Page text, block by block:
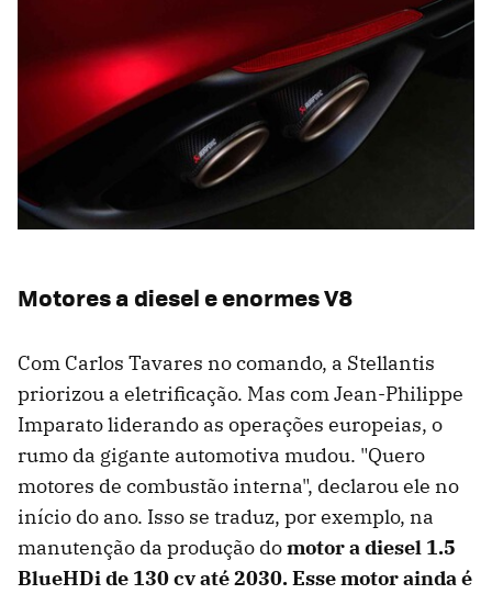
Motores a diesel e enormes V8
Com Carlos Tavares no comando, a Stellantis
priorizou a eletrificação. Mas com Jean-Philippe
Imparato liderando as operações europeias, o
rumo da gigante automotiva mudou. "Quero
motores de combustão interna", declarou ele no
início do ano. Isso se traduz, por exemplo, na
manutenção da produção domotor a diesel 1.5
BlueHDi de 130 cv até 2030. Esse motor ainda é